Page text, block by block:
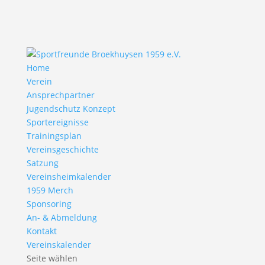
Home
Verein
Ansprechpartner
Jugendschutz Konzept
Sportereignisse
Trainingsplan
Vereinsgeschichte
Satzung
Vereinsheimkalender
1959 Merch
Sponsoring
An- & Abmeldung
Kontakt
Vereinskalender
Seite wählen